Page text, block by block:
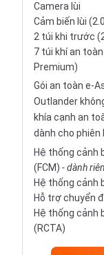
Camera lùi
Cảm biến lùi
2 túi khi trước
7 túi khí an
Premium)
Gói an toàn e-
Outlander
khía cạnh an
dành cho phiên
Hệ thống cảnh
(FCM) - dành
Hệ thống cảnh
Hỗ trợ chuyển
Hệ thống cảnh
(RCTA)